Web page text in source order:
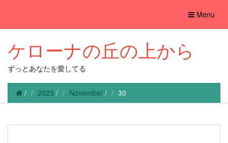
Toggle
Menu
ケローナの丘の上から
ずっとあなたを愛してる
/ 2023 / November / 30